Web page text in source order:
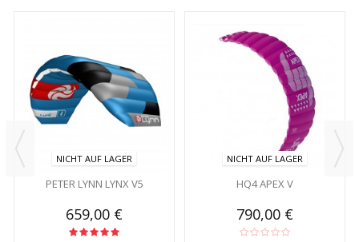
NICHT AUF LAGER
PETER LYNN LYNX V5
659,00 €
NICHT AUF LAGER
HQ4 APEX V
790,00 €